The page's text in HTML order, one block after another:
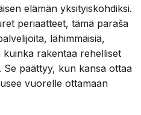
elämän yksityiskohdiksi.
periaatteet, tämä paraša
lähimmäisiä,
kuinka rakentaa rehelliset
Se päättyy, kun kansa ottaa
vuorelle ottamaan